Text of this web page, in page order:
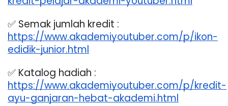
✅ Semak jumlah kredit :
https://www.akademiyoutuber.com/p/ikon-
edidik-junior.html
✅ Katalog hadiah :
https://www.akademiyoutuber.com/p/kredit-
ayu-ganjaran-hebat-akademi.html